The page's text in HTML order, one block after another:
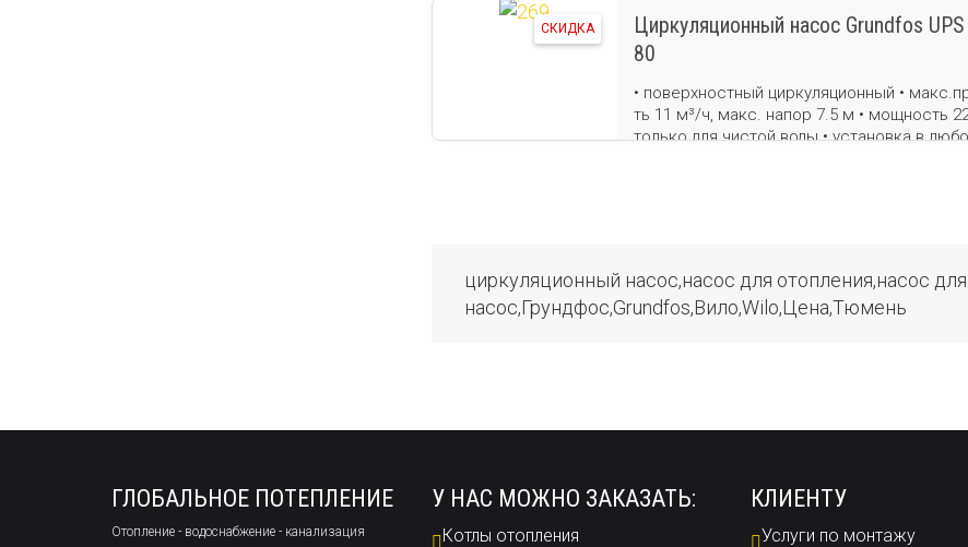
СКИДКА
Циркуляционный насос Grundfos
80
• поверхностный циркуляционный •
ть 11 м³/ч, макс. напор 7.5 м • мощность
только для чистой воды • установка в
циркуляционный насос,насос для отопления,насос
насос,Грундфос,Grundfos,Вило,Wilo,Цена,Тюмень
ГЛОБАЛЬНОЕ ПОТЕПЛЕНИЕ
Отопление - водоснабжение - канализация
У НАС МОЖНО ЗАКАЗАТЬ:
Котлы отопления
КЛИЕНТУ
Услуги по монтажу